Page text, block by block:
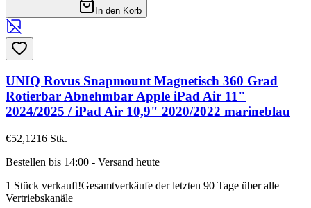
In den Korb
UNIQ Rovus Snapmount Magnetisch 360 Grad
Rotierbar Abnehmbar Apple iPad Air 11"
2024/2025 / iPad Air 10,9" 2020/2022 marineblau
€52,1216 Stk.
Bestellen bis 14:00 - Versand heute
1 Stück verkauft!Gesamtverkäufe der letzten 90 Tage über alle
Vertriebskanäle